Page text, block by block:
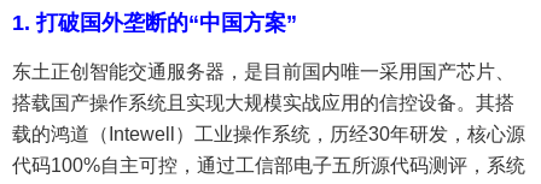
1. 打破国外垄断的“中国方案”
东土正创智能交通服务器，是目前国内唯一采用国产芯片、
搭载国产操作系统且实现大规模实战应用的信控设备。其搭
载的鸿道（Intewell）工业操作系统，历经30年研发，核心源
代码100%自主可控，通过工信部电子五所源代码测评，系统